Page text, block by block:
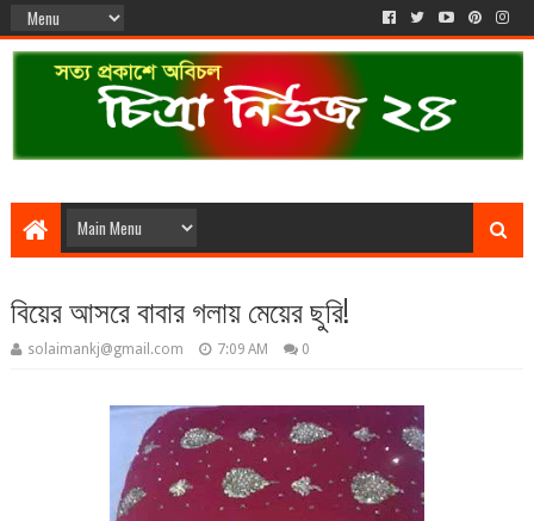
বিয়ের আসরে বাবার গলায় মেয়ের ছুরি!
solaimankj@gmail.com 7:09 AM 0